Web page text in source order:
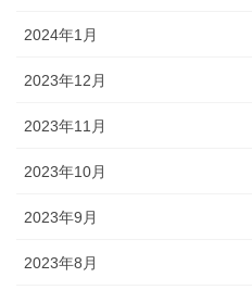
2024年1月
2023年12月
2023年11月
2023年10月
2023年9月
2023年8月